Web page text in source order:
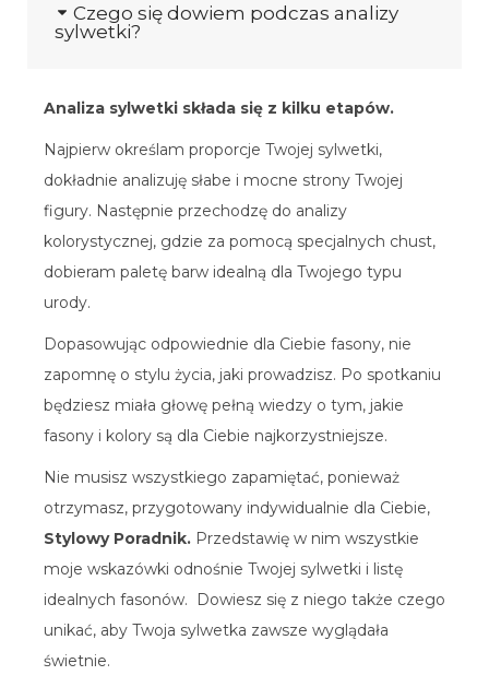
Czego się dowiem podczas analizy
sylwetki?
Analiza sylwetki składa się z kilku etapów.
Najpierw określam proporcje Twojej sylwetki,
dokładnie analizuję słabe i mocne strony Twojej
figury. Następnie przechodzę do analizy
kolorystycznej, gdzie za pomocą specjalnych chust,
dobieram paletę barw idealną dla Twojego typu
urody.
Dopasowując odpowiednie dla Ciebie fasony, nie
zapomnę o stylu życia, jaki prowadzisz. Po spotkaniu
będziesz miała głowę pełną wiedzy o tym, jakie
fasony i kolory są dla Ciebie najkorzystniejsze.
Nie musisz wszystkiego zapamiętać, ponieważ
otrzymasz, przygotowany indywidualnie dla Ciebie,
Stylowy Poradnik. Przedstawię w nim wszystkie
moje wskazówki odnośnie Twojej sylwetki i listę
idealnych fasonów. Dowiesz się z niego także czego
unikać, aby Twoja sylwetka zawsze wyglądała
świetnie.